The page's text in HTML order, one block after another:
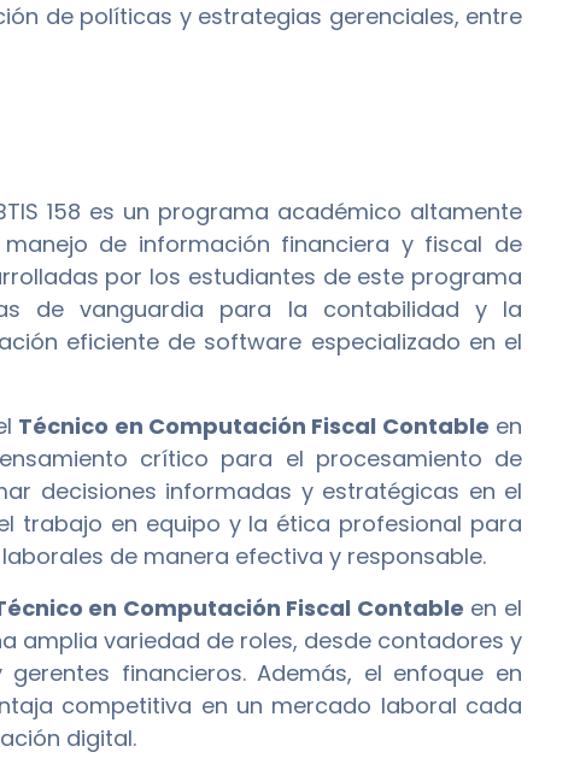
de políticas y estrategias gerenciales, entre
158 es un programa académico altamente
de información financiera y fiscal de
por los estudiantes de este programa
de vanguardia para la contabilidad y la
eficiente de software especializado en el
Técnico en Computación Fiscal Contable en
crítico para el procesamiento de
decisiones informadas y estratégicas en el
trabajo en equipo y la ética profesional para
de manera efectiva y responsable.
en Computación Fiscal Contable en el
amplia variedad de roles, desde contadores y
financieros. Además, el enfoque en
competitiva en un mercado laboral cada
digital.